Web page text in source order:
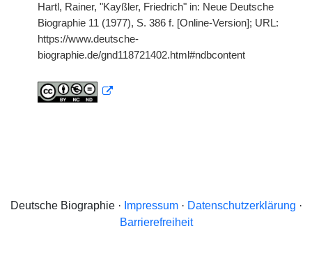
Hartl, Rainer, "Kayßler, Friedrich" in: Neue Deutsche
Biographie 11 (1977), S. 386 f. [Online-Version]; URL:
https://www.deutsche-
biographie.de/gnd118721402.html#ndbcontent
Deutsche Biographie · Impressum· Datenschutzerklärung ·
Barrierefreiheit